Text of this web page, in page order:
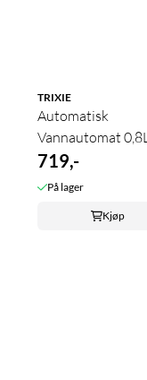
TRIXIE
Automatisk
Vannautomat 0,8L
Keramikk
719,-
På lager
Kjøp